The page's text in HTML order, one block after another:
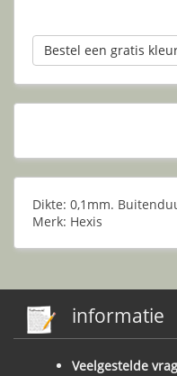
Bestel een gratis
Dikte: 0,1mm.
Merk: Hexis
informatie
Veelgestelde